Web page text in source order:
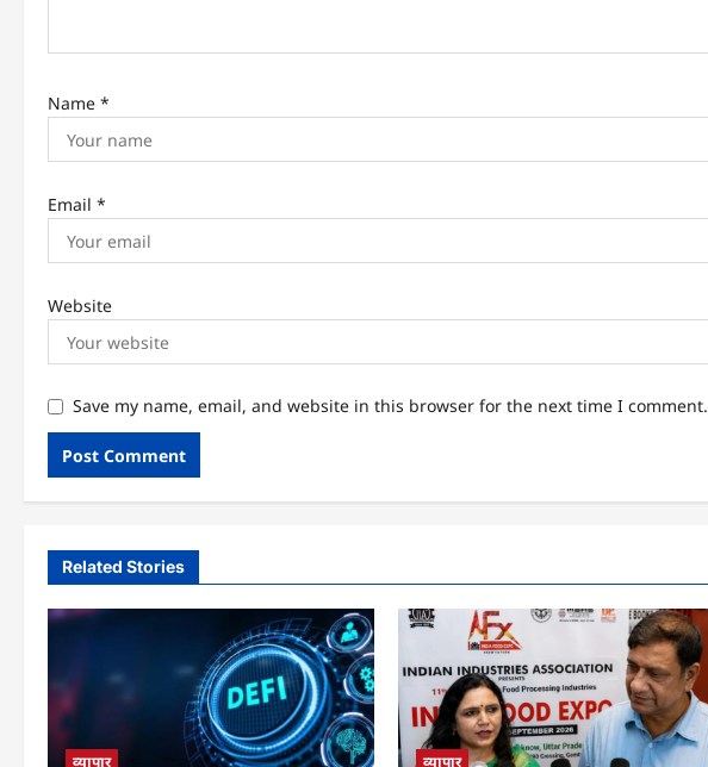
n
Name *
Email *
Website
Save my name, email, and website in this browser for the next time I comment.
Related Stories
व्यापार व्यापार